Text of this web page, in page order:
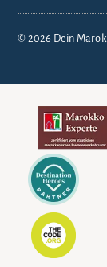
© 2026 Dein